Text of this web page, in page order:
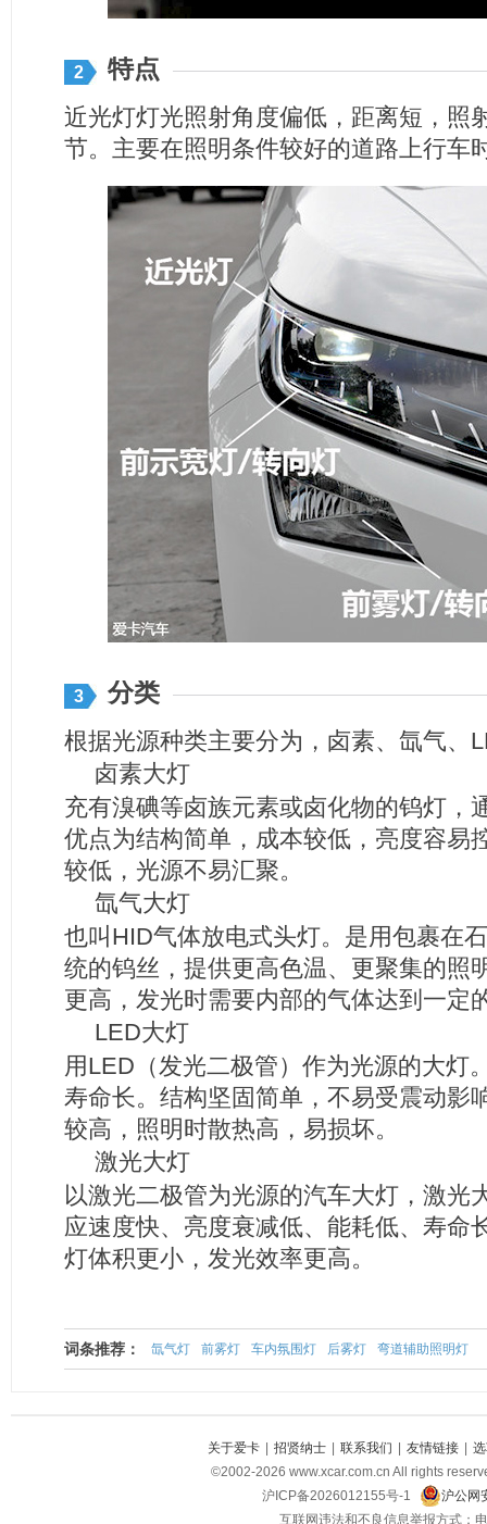
2 特点
近光灯灯光照射角度偏低，距离短，照
节。主要在照明条件较好的道路上行车
3 分类
根据光源种类主要分为，卤素、氙气、
卤素大灯
充有溴碘等卤族元素或卤化物的钨灯，
优点为结构简单，成本较低，亮度容易
较低，光源不易汇聚。
氙气大灯
也叫HID气体放电式头灯。是用包裹在
统的钨丝，提供更高色温、更聚集的照
更高，发光时需要内部的气体达到一定
LED大灯
用LED（发光二极管）作为光源的大灯
寿命长。结构坚固简单，不易受震动影
较高，照明时散热高，易损坏。
激光大灯
以激光二极管为光源的汽车大灯，激光
应速度快、亮度衰减低、能耗低、寿命
灯体积更小，发光效率更高。
词条推荐： 氙气灯 前雾灯 车内氛围灯 后雾灯 弯道辅助照明灯
关于爱卡 招贤纳士 联系我们 友情链接
©2002-2026 www.xcar.com.cn All rights
沪ICP备2026012155号-1
沪公网
互联网违法和不良信息举报方式：